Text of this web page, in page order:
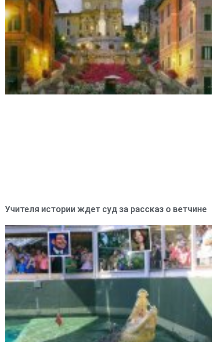
Учителя истории ждет суд за рассказ о ветчине